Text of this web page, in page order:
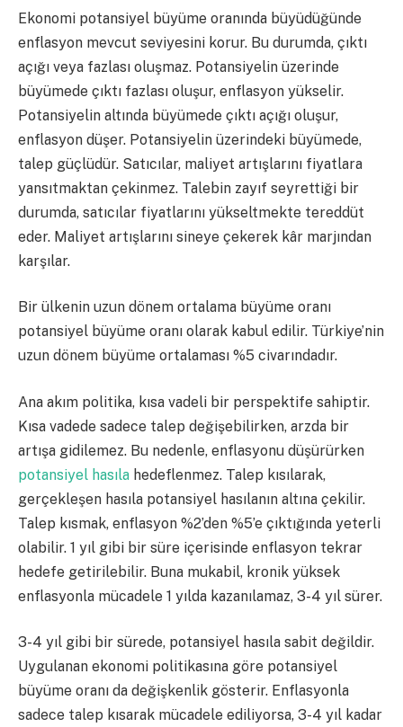
Ekonomi potansiyel büyüme oranında büyüdüğünde
enflasyon mevcut seviyesini korur. Bu durumda, çıktı
açığı veya fazlası oluşmaz. Potansiyelin üzerinde
büyümede çıktı fazlası oluşur, enflasyon yükselir.
Potansiyelin altında büyümede çıktı açığı oluşur,
enflasyon düşer. Potansiyelin üzerindeki büyümede,
talep güçlüdür. Satıcılar, maliyet artışlarını fiyatlara
yansıtmaktan çekinmez. Talebin zayıf seyrettiği bir
durumda, satıcılar fiyatlarını yükseltmekte tereddüt
eder. Maliyet artışlarını sineye çekerek kâr marjından
karşılar.
Bir ülkenin uzun dönem ortalama büyüme oranı
potansiyel büyüme oranı olarak kabul edilir. Türkiye’nin
uzun dönem büyüme ortalaması %5 civarındadır.
Ana akım politika, kısa vadeli bir perspektife sahiptir.
Kısa vadede sadece talep değişebilirken, arzda bir
artışa gidilemez. Bu nedenle, enflasyonu düşürürken
potansiyel hasıla hedeflenmez. Talep kısılarak,
gerçekleşen hasıla potansiyel hasılanın altına çekilir.
Talep kısmak, enflasyon %2’den %5’e çıktığında yeterli
olabilir. 1 yıl gibi bir süre içerisinde enflasyon tekrar
hedefe getirilebilir. Buna mukabil, kronik yüksek
enflasyonla mücadele 1 yılda kazanılamaz, 3-4 yıl sürer.
3-4 yıl gibi bir sürede, potansiyel hasıla sabit değildir.
Uygulanan ekonomi politikasına göre potansiyel
büyüme oranı da değişkenlik gösterir. Enflasyonla
sadece talep kısarak mücadele ediliyorsa, 3-4 yıl kadar